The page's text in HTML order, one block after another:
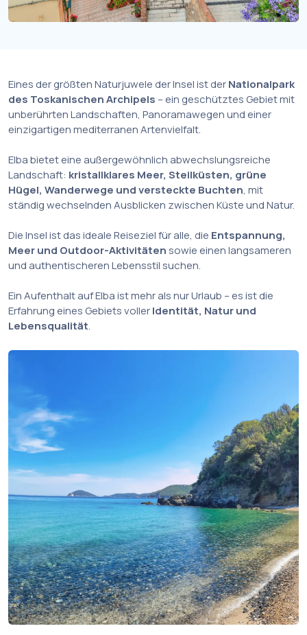
Eines der größten Naturjuwele der Insel ist derNationalpark
des Toskanischen Archipels – ein geschütztes Gebiet mit
unberührten Landschaften, Panoramawegen und einer
einzigartigen mediterranen Artenvielfalt.
Elba bietet eine außergewöhnlich abwechslungsreiche
Landschaft: kristallklares Meer, Steilküsten, grüne
Hügel, Wanderwege und versteckte Buchten, mit
ständig wechselnden Ausblicken zwischen Küste und Natur.
Die Insel ist das ideale Reiseziel für alle, die Entspannung,
Meer und Outdoor-Aktivitätensowie einen langsameren
und authentischeren Lebensstil suchen.
Ein Aufenthalt auf Elba ist mehr als nur Urlaub – es ist die
Erfahrung eines Gebiets vollerIdentität, Natur und
Lebensqualität.